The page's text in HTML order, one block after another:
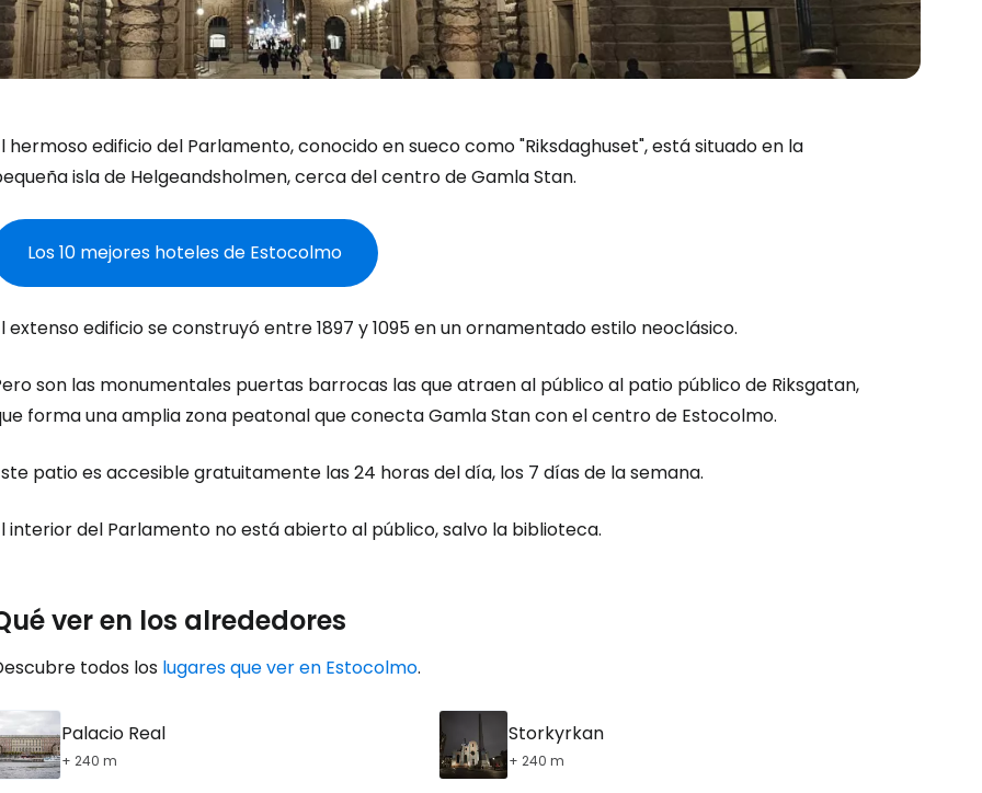
hermoso edificio del Parlamento, conocido en sueco como "Riksdaghuset", está situado en la
isla de Helgeandsholmen, cerca del centro de Gamla Stan.
Los 10 mejores hoteles de Estocolmo
extenso edificio se construyó entre 1897 y 1095 en un ornamentado estilo neoclásico.
son las monumentales puertas barrocas las que atraen al público al patio público de Riksgatan,
forma una amplia zona peatonal que conecta Gamla Stan con el centro de Estocolmo.
patio es accesible gratuitamente las 24 horas del día, los 7 días de la semana.
interior del Parlamento no está abierto al público, salvo la biblioteca.
ver en los alrededores
todos los lugares que ver en Estocolmo.
Palacio Real
+ 240 m
Storkyrkan
+ 240 m
Iniciar sesión en Cestee
... la comunidad mundial de viajeros